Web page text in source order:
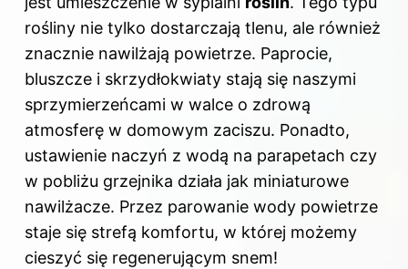
rośliny nie tylko dostarczają tlenu, ale również
znacznie nawilżają powietrze. Paprocie,
bluszcze i skrzydłokwiaty stają się naszymi
sprzymierzeńcami w walce o zdrową
atmosferę w domowym zaciszu. Ponadto,
ustawienie naczyń z wodą na parapetach czy
w pobliżu grzejnika działa jak miniaturowe
nawilżacze. Przez parowanie wody powietrze
staje się strefą komfortu, w której możemy
cieszyć się regenerującym snem!